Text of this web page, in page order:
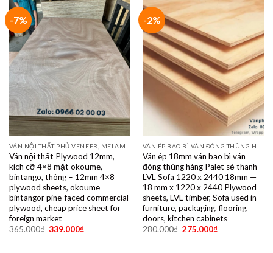
-7%
Ván nội thất Plywood 12mm,
kích cỡ 4×8 mặt okoume,
bintango, thông – 12mm 4×8
plywood sheets, okoume
bintangor pine-faced commercial
plywood, cheap price sheet for
foreign market
365.000₫ 339.000₫
-2%
Ván ép 18mm ván bao bì ván
đóng thùng hàng Palet sẻ thanh
LVL Sofa 1220 x 2440 18mm —
18 mm x 1220 x 2440 Plywood
sheets, LVL timber, Sofa used in
furniture, packaging, flooring,
doors, kitchen cabinets
280.000₫ 275.000₫